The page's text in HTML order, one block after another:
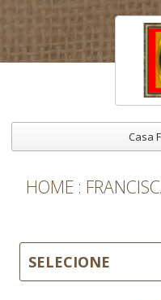
Casa
HOME
SELECIONE